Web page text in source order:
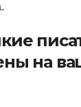
на